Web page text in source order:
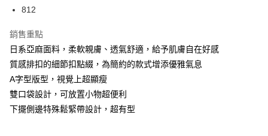
Apple Pay
街口支付
悠遊付
ATM付款
812
銷售重點
日系亞麻面料，柔軟親膚、透氣舒適，給予肌膚自在好感
質感排扣的細節扣點綴，為簡約的款式增添優雅氣息
A字型版型，視覺上超顯瘦
雙口袋設計，可放置小物超便利
下擺側邊特殊鬆緊帶設計，超有型